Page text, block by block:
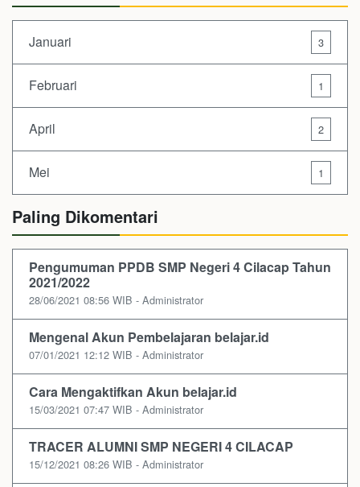
Januari 3
Februari 1
April 2
Mei 1
Paling Dikomentari
Pengumuman PPDB SMP Negeri 4 Cilacap Tahun
2021/2022
28/06/2021 08:56 WIB - Administrator
Mengenal Akun Pembelajaran belajar.id
07/01/2021 12:12 WIB - Administrator
Cara Mengaktifkan Akun belajar.id
15/03/2021 07:47 WIB - Administrator
TRACER ALUMNI SMP NEGERI 4 CILACAP
15/12/2021 08:26 WIB - Administrator